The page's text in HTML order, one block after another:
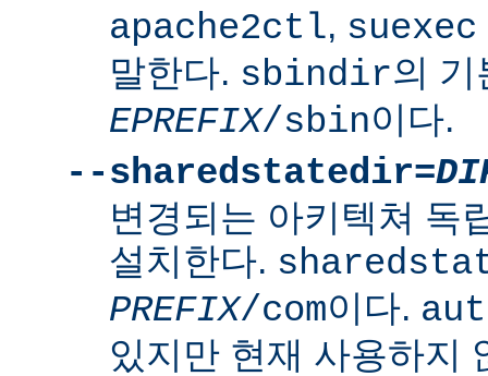
apache2ctl, suexec
말한다. sbindir의 기
EPREFIX/sbin이다.
--sharedstatedir=
변경되는 아키텍쳐 독
설치한다.
PREFIX/com이다.
있지만 현재 사용하지